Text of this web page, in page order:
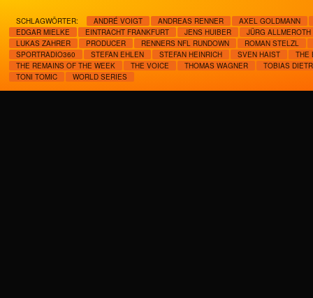
SCHLAGWÖRTER: ANDRÉ VOIGT ANDREAS RENNER
AXEL GOLDMANN
EDGAR MIELKE
EINTRACHT FRANKFURT JENS HUIBER
JÜRG ALLMEROTH
LUKAS ZAHRER
PRODUCER RENNERS NFL RUNDOWN
ROMAN STELZL
SPORTRADIO360
STEFAN EHLEN STEFAN HEINRICH SVEN HAIST
THE
THE REMAINS OF THE WEEK
THE VOICE THOMAS WAGNER
TOBIAS
TONI TOMIC
WORLD SERIES